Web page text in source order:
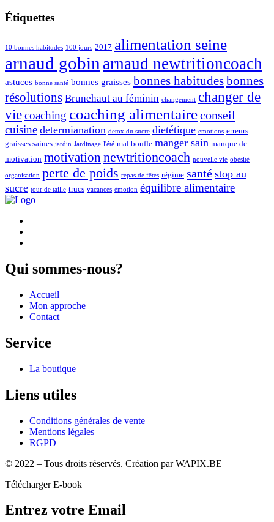
Étiquettes
10 bonnes habitudes 100 jours 2017 alimentation seine
arnaud gobin arnaud newtritioncoach
astuces bonne santé bonnes graisses bonnes habitudesbonnes
résolutions Brunehaut au féminin changement changer de
viecoaching coaching alimentaireconseil
cuisine determianation detox du sucre dietétique emotions erreurs
graisses saines jardin Jardinage l'été mal bouffe manger sain manque de
motivation motivation newtritioncoach nouvelle vie obésité
organisation perte de poids repas de fêtes régime santé stop au
sucre tour de taille trucs vacances émotion équilibre alimentaire
Qui sommes-nous?
Accueil
Mon approche
Contact
Service
La boutique
Liens utiles
Conditions générales de vente
Mentions légales
RGPD
©️ 2022 – Tous droits réservés. Création par WAPIX.BE
Télécharger E-book
Entrez votre Email